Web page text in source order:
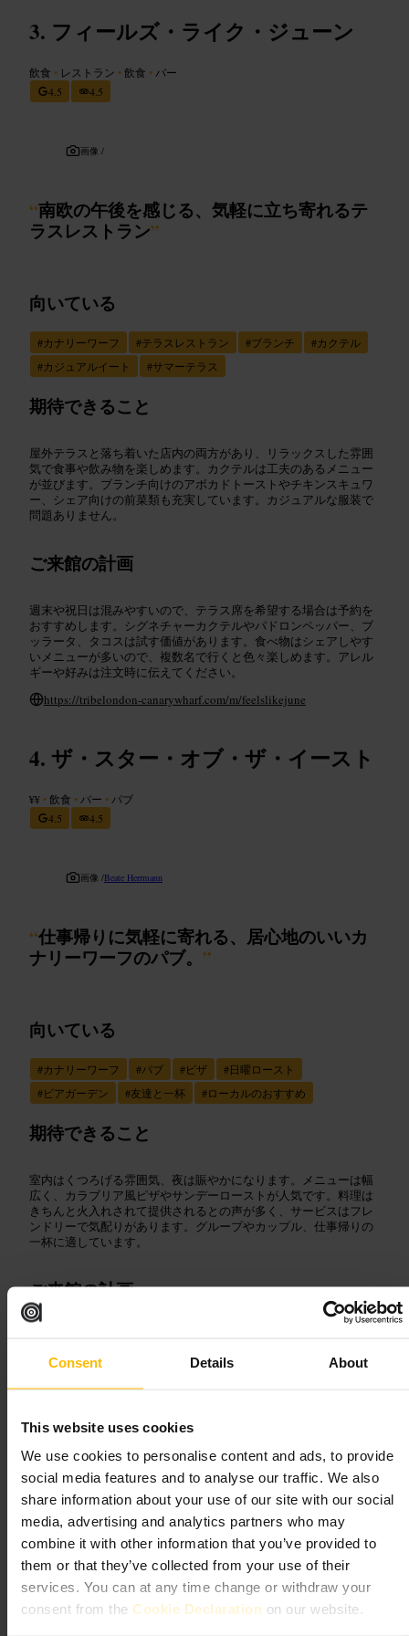
Consent Details About
This website uses cookies
We use cookies to personalise content and ads, to provide
social media features and to analyse our traffic. We also
share information about your use of our site with our social
media, advertising and analytics partners who may
combine it with other information that you’ve provided to
them or that they’ve collected from your use of their
services. You can at any time change or withdraw your
consent from the Cookie Declaration on our website.
フィールズ・ライク・ジューン
飲食 • レストラン • 飲食 • バー
4.5
4.5
画像 /
“南欧の午後を感じる、気軽に立ち寄れるテ
ラスレストラン”
向いている
#カナリーワーフ #テラスレストラン #ブランチ #カクテル
#カジュアルイート #サマーテラス
期待できること
屋外テラスと落ち着いた店内の両方があり、リラックスした雰囲
気で食事や飲み物を楽しめます。カクテルは工夫のあるメニュー
が並びます。ブランチ向けのアボカドトーストやチキンスキュワ
ー、シェア向けの前菜類も充実しています。カジュアルな服装で
問題ありません。
ご来館の計画
週末や祝日は混みやすいので、テラス席を希望する場合は予約を
おすすめします。シグネチャーカクテルやパドロンペッパー、ブ
ッラータ、タコスは試す価値があります。食べ物はシェアしやす
いメニューが多いので、複数名で行くと色々楽しめます。アレル
ギーや好みは注文時に伝えてください。
https://tribelondon-canarywharf.com/m/feelslikejune
ザ・スター・オブ・ザ・イースト
¥¥ • 飲食 • バー • パブ
4.5
4.5
画像 /Beate Herrmann
“仕事帰りに気軽に寄れる、居心地のいいカ
ナリーワーフのパブ。 ”
向いている
#カナリーワーフ #パブ #ピザ #日曜ロースト
#ビアガーデン #友達と一杯 #ローカルのおすすめ
期待できること
室内はくつろげる雰囲気、夜は賑やかになります。メニューは幅
広く、カラブリア風ピザやサンデーローストが人気です。料理は
きちんと火入れされて提供されるとの声が多く、サービスはフレ
ンドリーで気配りがあります。グループやカップル、仕事帰りの
一杯に適しています。
ご来館の計画
気が良ければ屋外席でゆっくり。軽く一杯でもしっかり食事でも
https://thestaroftheeast.co.uk/
エレクトリック・シャッフル・キ
ャナリー・ワーフ
¥¥•飲食 •バー
4.5
3.5